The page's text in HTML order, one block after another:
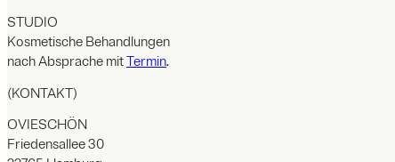
STUDIO
Kosmetische Behandlungen
nach Absprache mitTermin.
(KONTAKT)
OVIESCHÖN
Friedensallee 30